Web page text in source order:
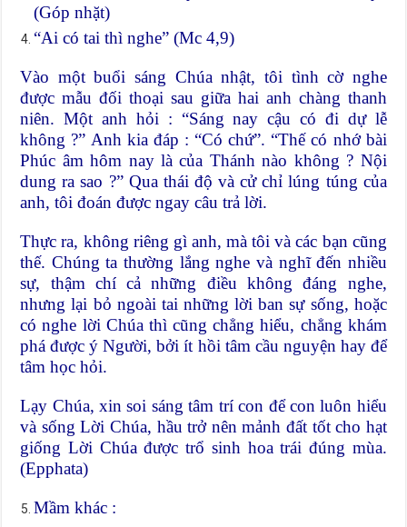
(Góp nhặt)
“Ai có tai thì nghe” (Mc 4,9)
Vào một buổi sáng Chúa nhật, tôi tình cờ nghe
được mẫu đối thoại sau giữa hai anh chàng thanh
niên. Một anh hỏi : “Sáng nay cậu có đi dự lễ
không ?” Anh kia đáp : “Có chứ”. “Thế có nhớ bài
Phúc âm hôm nay là của Thánh nào không ? Nội
dung ra sao ?” Qua thái độ và cử chỉ lúng túng của
anh, tôi đoán được ngay câu trả lời.
Thực ra, không riêng gì anh, mà tôi và các bạn cũng
thế. Chúng ta thường lắng nghe và nghĩ đến nhiều
sự, thậm chí cả những điều không đáng nghe,
nhưng lại bỏ ngoài tai những lời ban sự sống, hoặc
có nghe lời Chúa thì cũng chẳng hiểu, chẳng khám
phá được ý Người, bởi ít hồi tâm cầu nguyện hay để
tâm học hỏi.
Lạy Chúa, xin soi sáng tâm trí con để con luôn hiểu
và sống Lời Chúa, hầu trở nên mảnh đất tốt cho hạt
giống Lời Chúa được trổ sinh hoa trái đúng mùa.
(Epphata)
Mầm khác :